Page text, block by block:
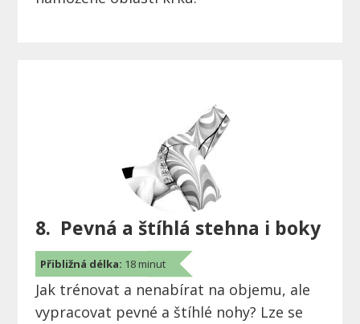
8. Pevná a štíhlá stehna i boky
Přibližná délka: 18 minut
Jak trénovat a nenabírat na objemu, ale
vypracovat pevné a štíhlé nohy? Lze se